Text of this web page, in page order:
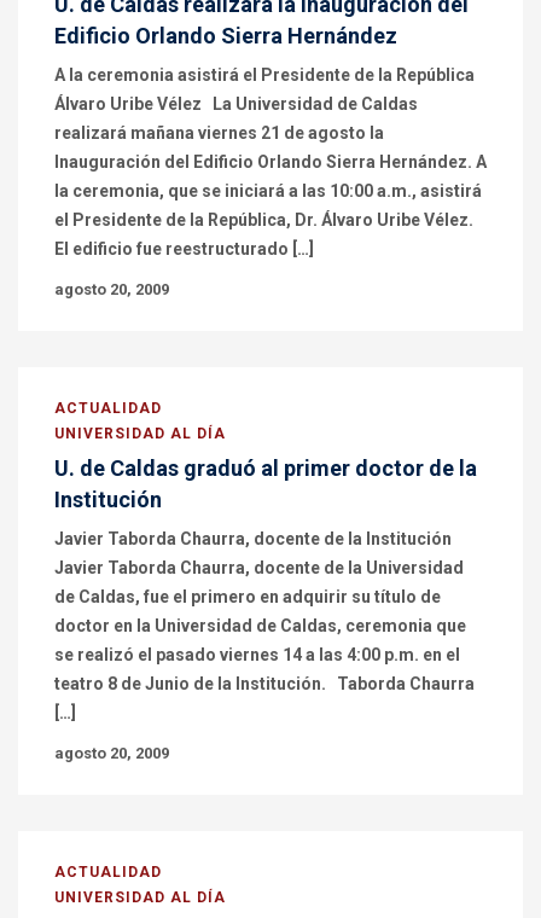
Edificio Orlando Sierra Hernández
A la ceremonia asistirá el Presidente de la República
Álvaro Uribe Vélez La Universidad de Caldas
realizará mañana viernes 21 de agosto la
Inauguración del Edificio Orlando Sierra Hernández. A
la ceremonia, que se iniciará a las 10:00 a.m., asistirá
el Presidente de la República, Dr. Álvaro Uribe Vélez.
El edificio fue reestructurado […]
agosto 20, 2009
ACTUALIDAD
UNIVERSIDAD AL DÍA
U. de Caldas graduó al primer doctor de la
Institución
Javier Taborda Chaurra, docente de la Institución
Javier Taborda Chaurra, docente de la Universidad
de Caldas, fue el primero en adquirir su título de
doctor en la Universidad de Caldas, ceremonia que
se realizó el pasado viernes 14 a las 4:00 p.m. en el
teatro 8 de Junio de la Institución. Taborda Chaurra
[…]
agosto 20, 2009
ACTUALIDAD
UNIVERSIDAD AL DÍA